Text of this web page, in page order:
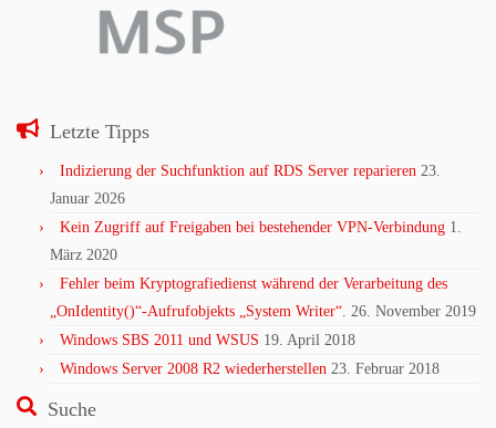
Letzte Tipps
Indizierung der Suchfunktion auf RDS Server reparieren 23.
Januar 2026
Kein Zugriff auf Freigaben bei bestehender VPN-Verbindung 1.
März 2020
Fehler beim Kryptografiedienst während der Verarbeitung des
„OnIdentity()“-Aufrufobjekts „System Writer“. 26. November 2019
Windows SBS 2011 und WSUS 19. April 2018
Windows Server 2008 R2 wiederherstellen 23. Februar 2018
Suche